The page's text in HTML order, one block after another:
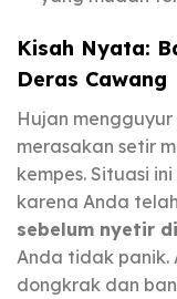
Kisah Nyata:
Deras Cawang
Hujan
merasakan setir
kempes. Situasi
karena Anda
sebelum nyetir
Anda tidak
dongkrak dan